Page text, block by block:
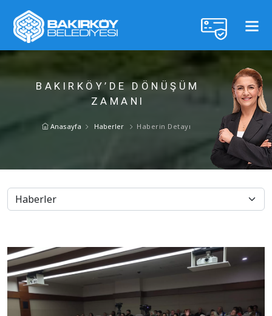
BAKIRKÖY’DE DÖNÜŞÜM
ZAMANI
Anasayfa Haberler Haberin Detayı